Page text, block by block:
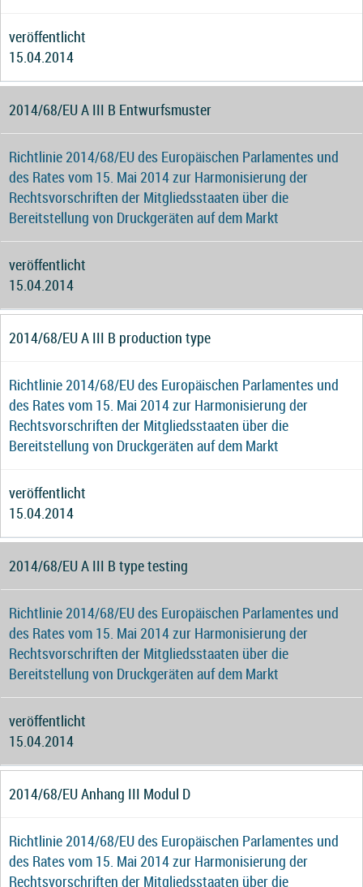
veröffentlicht
15.04.2014
2014/68/EU A III B Entwurfsmuster
Richtlinie 2014/68/EU des Europäischen Parlamentes und
des Rates vom 15. Mai 2014 zur Harmonisierung der
Rechtsvorschriften der Mitgliedsstaaten über die
Bereitstellung von Druckgeräten auf dem Markt
veröffentlicht
15.04.2014
2014/68/EU A III B production type
Richtlinie 2014/68/EU des Europäischen Parlamentes und
des Rates vom 15. Mai 2014 zur Harmonisierung der
Rechtsvorschriften der Mitgliedsstaaten über die
Bereitstellung von Druckgeräten auf dem Markt
veröffentlicht
15.04.2014
2014/68/EU A III B type testing
Richtlinie 2014/68/EU des Europäischen Parlamentes und
des Rates vom 15. Mai 2014 zur Harmonisierung der
Rechtsvorschriften der Mitgliedsstaaten über die
Bereitstellung von Druckgeräten auf dem Markt
veröffentlicht
15.04.2014
2014/68/EU Anhang III Modul D
Richtlinie 2014/68/EU des Europäischen Parlamentes und
des Rates vom 15. Mai 2014 zur Harmonisierung der
Rechtsvorschriften der Mitgliedsstaaten über die